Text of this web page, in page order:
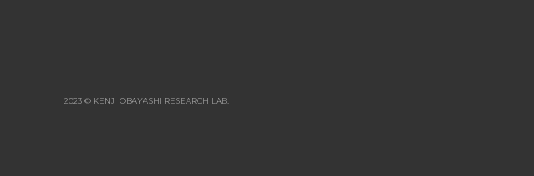
2023 © KENJI OBAYASHI RESEARCH LAB.